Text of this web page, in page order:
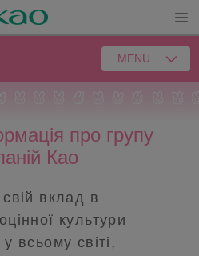
Open
MENU
про групу
Као
вклад в
культури
всьому світі,